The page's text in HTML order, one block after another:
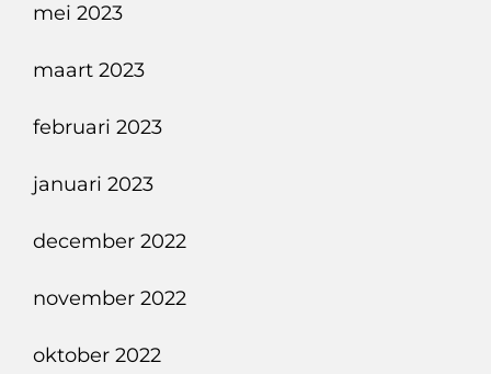
mei 2023
maart 2023
februari 2023
januari 2023
december 2022
november 2022
oktober 2022